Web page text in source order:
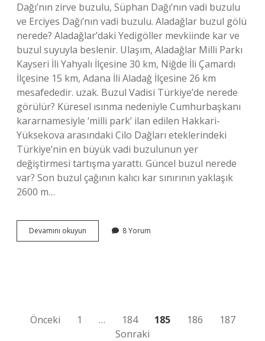
Dağı’nın zirve buzulu, Süphan Dağı’nın vadi buzulu
ve Erciyes Dağı’nın vadi buzulu. Aladağlar buzul gölü
nerede? Aladağlar’daki Yedigöller mevkiinde kar ve
buzul suyuyla beslenir. Ulaşım, Aladağlar Milli Parkı
Kayseri İli Yahyalı İlçesine 30 km, Niğde İli Çamardı
İlçesine 15 km, Adana İli Aladağ İlçesine 26 km
mesafededir. uzak. Buzul Vadisi Türkiye’de nerede
görülür? Küresel ısınma nedeniyle Cumhurbaşkanı
kararnamesiyle ‘milli park’ ilan edilen Hakkari-
Yüksekova arasındaki Cilo Dağları eteklerindeki
Türkiye’nin en büyük vadi buzulunun yer
değiştirmesi tartışma yarattı. Güncel buzul nerede
var? Son buzul çağının kalıcı kar sınırının yaklaşık
2600 m…
Devamını okuyun
Da
8 Yorum
Yazı
Önceki 1 … 184 185 186
187
Sonraki